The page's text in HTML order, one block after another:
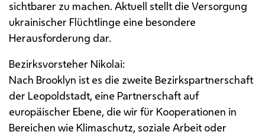
sichtbarer zu machen. Aktuell stellt die Versorgung
ukrainischer Flüchtlinge eine besondere
Herausforderung dar.
Bezirksvorsteher Nikolai:
Nach Brooklyn ist es die zweite Bezirkspartnerschaft
der Leopoldstadt, eine Partnerschaft auf
europäischer Ebene, die wir für Kooperationen in
Bereichen wie Klimaschutz, soziale Arbeit oder